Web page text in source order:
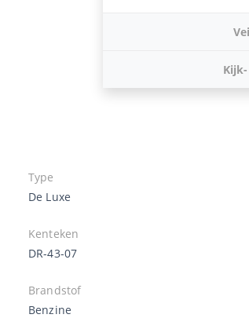
Type
De Luxe
Kenteken
DR-43-07
Brandstof
Benzine